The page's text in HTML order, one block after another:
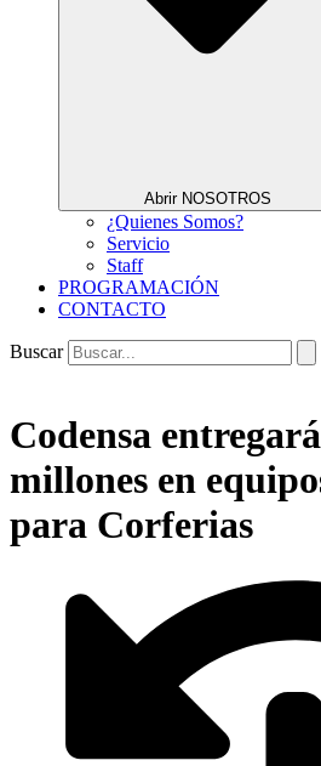
Abrir NOSOTROS
¿Quienes Somos?
Servicio
Staff
PROGRAMACIÓN
CONTACTO
Buscar
Codensa
millones en
para Corferias